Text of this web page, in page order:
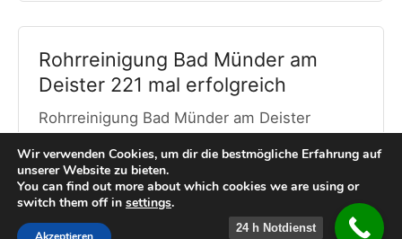
Rohrreinigung Bad Münder am
Deister 221 mal erfolgreich
Rohrreinigung Bad Münder am Deister
Münder am Deister Wasserqualität in…
Mehr erfahren →
Wir verwenden Cookies, um dir die bestmögliche Erfahrung auf
unserer Website zu bieten.
You can find out more about which cookies we are using or
switch them off in settings.
24 h Notdienst